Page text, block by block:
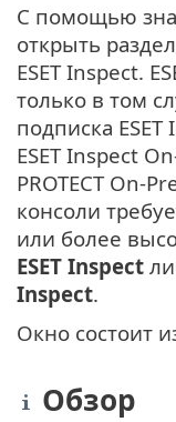
С помощью
открыть раздел
ESET Inspect.
только в том
подписка
ESET Inspect
PROTECT On-
консоли
или более
ESET Inspect
Inspect.
Окно состоит
Обзор